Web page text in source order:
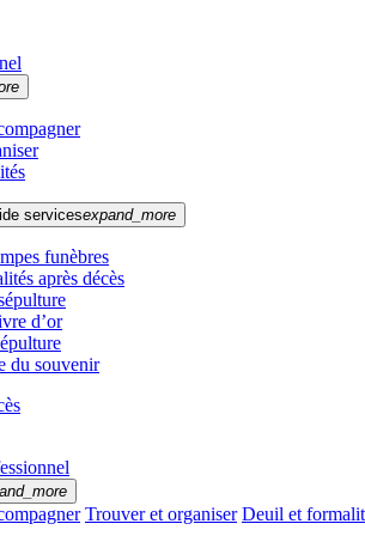
servicesexpand_more
funèbres
après décès
d’or
du souvenir
Trouver et organiser Deuil et